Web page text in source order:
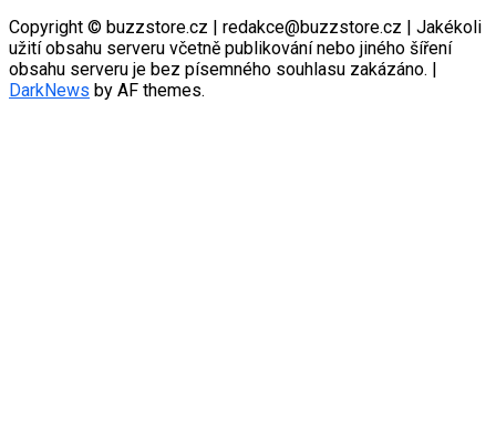
Copyright © buzzstore.cz | redakce@buzzstore.cz | Jakékoli
užití obsahu serveru včetně publikování nebo jiného šíření
obsahu serveru je bez písemného souhlasu zakázáno. |
DarkNews by AF themes.